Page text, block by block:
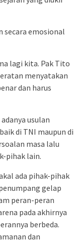
secara emosional
lagi kita. Pak Tito
menyatakan
dan harus
usulan
di TNI maupun di
masa lalu
pihak lain.
ada pihak-pihak
gelap
peran-peran
pada akhirnya
berbeda.
dan